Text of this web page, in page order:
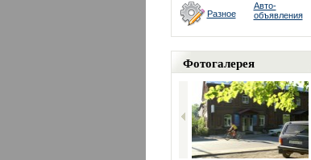
Разное
Авто-
объявления
Фотогалерея